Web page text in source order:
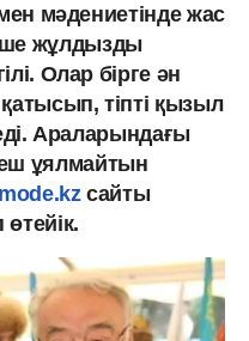
мәдениетінде жас
жұлдызды
Олар бірге ән
тіпті қызыл
Араларындағы
ұялмайтын
сайты